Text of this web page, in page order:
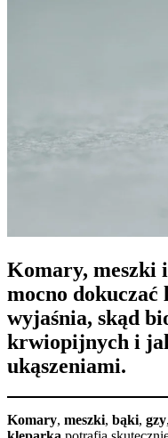
Komary, meszki
mocno
wyjaśnia, skąd
krwiopijnych i
ukąszeniami.
Komary, meszki, bąki, gzy,